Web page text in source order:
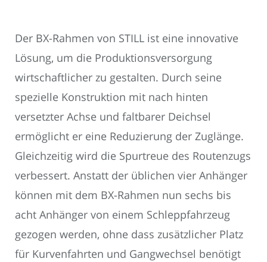
Der BX-Rahmen von STILL ist eine innovative
Lösung, um die Produktionsversorgung
wirtschaftlicher zu gestalten. Durch seine
spezielle Konstruktion mit nach hinten
versetzter Achse und faltbarer Deichsel
ermöglicht er eine Reduzierung der Zuglänge.
Gleichzeitig wird die Spurtreue des Routenzugs
verbessert. Anstatt der üblichen vier Anhänger
können mit dem BX-Rahmen nun sechs bis
acht Anhänger von einem Schleppfahrzeug
gezogen werden, ohne dass zusätzlicher Platz
für Kurvenfahrten und Gangwechsel benötigt